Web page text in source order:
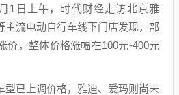
1日上午，时代财经走访北京雅
主流电动自行车线下门店发现，部
价，整体价格涨幅在100元-400元
型已上调价格，雅迪、爱玛则尚未